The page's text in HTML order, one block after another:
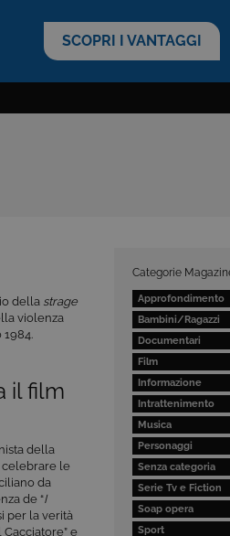
SCOPRI I VANTAGGI
Categorie
Approfondimento
Bambini/Ragazzi
Documentari
Film
Informazione
Intrattenimento
Musica
Personaggi
Senza categoria
Serie Tv e Fiction
Soap opera
Sport
della strage
violenza
1984.
il film
della
celebrare le
da
de “I
per la verità
Cacciatore” e